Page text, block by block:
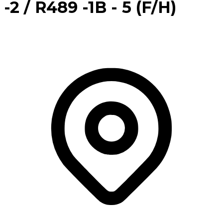
-2 / R489 -1B - 5 (F/H)